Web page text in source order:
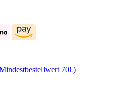
70€)